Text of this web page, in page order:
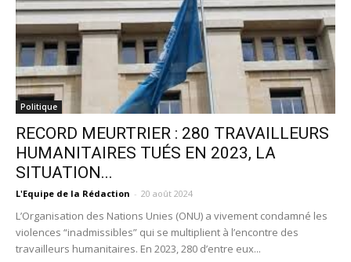
Politique
RECORD MEURTRIER : 280 TRAVAILLEURS
HUMANITAIRES TUÉS EN 2023, LA
SITUATION...
L'Equipe de la Rédaction - 20 août 2024
L’Organisation des Nations Unies (ONU) a vivement condamné les
violences “inadmissibles” qui se multiplient à l’encontre des
travailleurs humanitaires. En 2023, 280 d’entre eux...